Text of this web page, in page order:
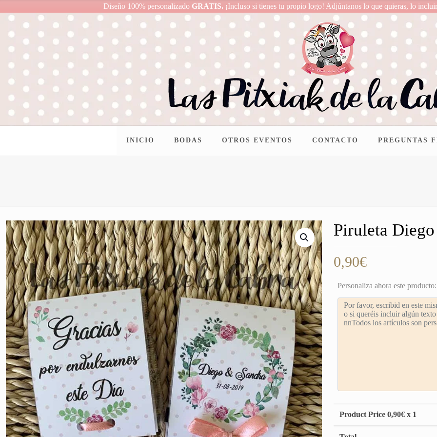
Diseño 100% personalizado GRATIS. ¡Incluso si tienes tu propio logo! Adjúntanos lo que quieras, lo
INICIO BODAS OTROS EVENTOS CONTACTO PREGUNTAS
Piruleta
0,90€
Personaliza ahora este producto:
Product Price 0,90€ x 1